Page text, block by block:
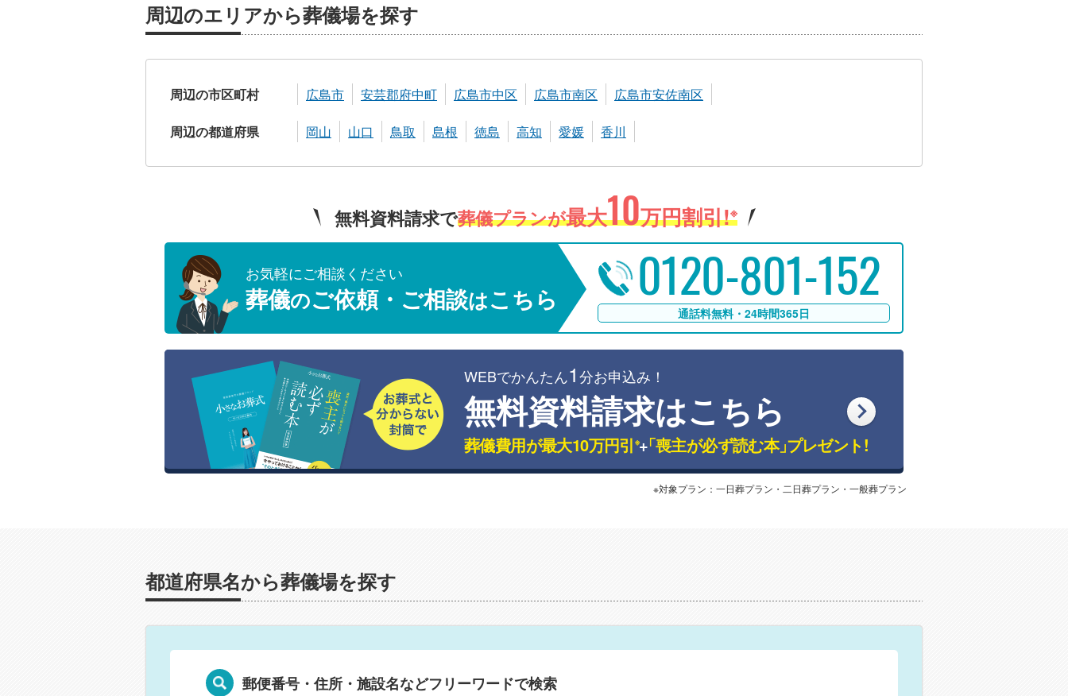
周辺のエリアから葬儀場を探す
周辺の市区町村 広島市 安芸郡府中町 広島市中区 広島市南区 広島市安佐南区
周辺の都道府県 岡山 山口 鳥取 島根 徳島 高知 愛媛 香川
無料資料請求で葬儀プランが最大10万円割引!※
お気軽にご相談ください
葬儀のご依頼・ご相談はこちら 0120-801-152
通話料無料・24時間365日
WEBでかんたん1分お申込み！
無料資料請求はこちら
葬儀費用が最大10万円引 ※+
「喪主が必ず読む本」プレゼント!
※対象プラン：一日葬プラン・二日葬プラン・一般葬プラン
都道府県名から葬儀場を探す
郵便番号・住所・施設名などフリーワードで検索